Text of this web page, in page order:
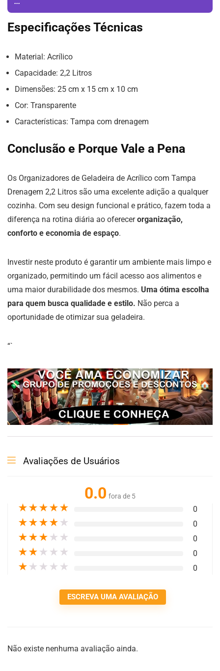
Especificações Técnicas
Material: Acrílico
Capacidade: 2,2 Litros
Dimensões: 25 cm x 15 cm x 10 cm
Cor: Transparente
Características: Tampa com drenagem
Conclusão e Porque Vale a Pena
Os Organizadores de Geladeira de Acrílico com Tampa
Drenagem 2,2 Litros são uma excelente adição a qualquer
cozinha. Com seu design funcional e prático, fazem toda a
diferença na rotina diária ao oferecerorganização,
conforto e economia de espaço.
Investir neste produto é garantir um ambiente mais limpo e
organizado, permitindo um fácil acesso aos alimentos e
uma maior durabilidade dos mesmos. Uma ótima escolha
para quem busca qualidade e estilo. Não perca a
oportunidade de otimizar sua geladeira.
“`
Avaliações de Usuários
0.0 fora de 5
★★★★★ 0
★★★★ ★ 0
★★★ ★ ★ 0
★★ ★ ★ ★ 0
★ ★ ★ ★ ★ 0
ESCREVA UMA AVALIAÇÃO
Não existe nenhuma avaliação ainda.